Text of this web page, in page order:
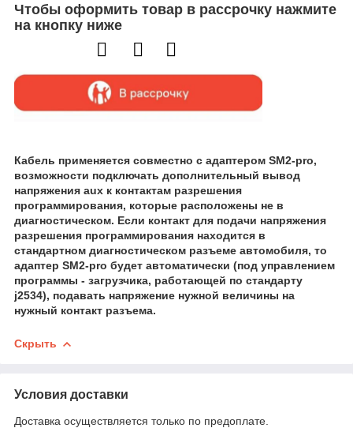
Чтобы оформить товар в рассрочку нажмите
на кнопку ниже
Кабель применяется совместно с адаптером SM2-pro,
возможности подключать дополнительный вывод
напряжения aux к контактам разрешения
программирования, которые расположены не в
диагностическом. Если контакт для подачи напряжения
разрешения программирования находится в
стандартном диагностическом разъеме автомобиля, то
адаптер SM2-pro будет автоматически (под управлением
программы - загрузчика, работающей по стандарту
j2534), подавать напряжение нужной величины на
нужный контакт разъема.
Скрыть
Условия доставки
Доставка осуществляется только по предоплате.